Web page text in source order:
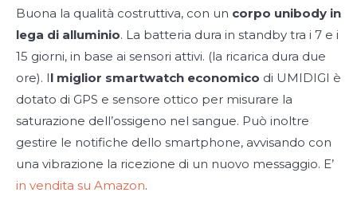
Buona la qualità costruttiva, con un corpo unibody in
lega di alluminio. La batteria dura in standby tra i 7 e i
15 giorni, in base ai sensori attivi. (la ricarica dura due
ore). Il miglior smartwatch economico di UMIDIGI è
dotato di GPS e sensore ottico per misurare la
saturazione dell’ossigeno nel sangue. Può inoltre
gestire le notifiche dello smartphone, avvisando con
una vibrazione la ricezione di un nuovo messaggio. E’
in vendita su Amazon.